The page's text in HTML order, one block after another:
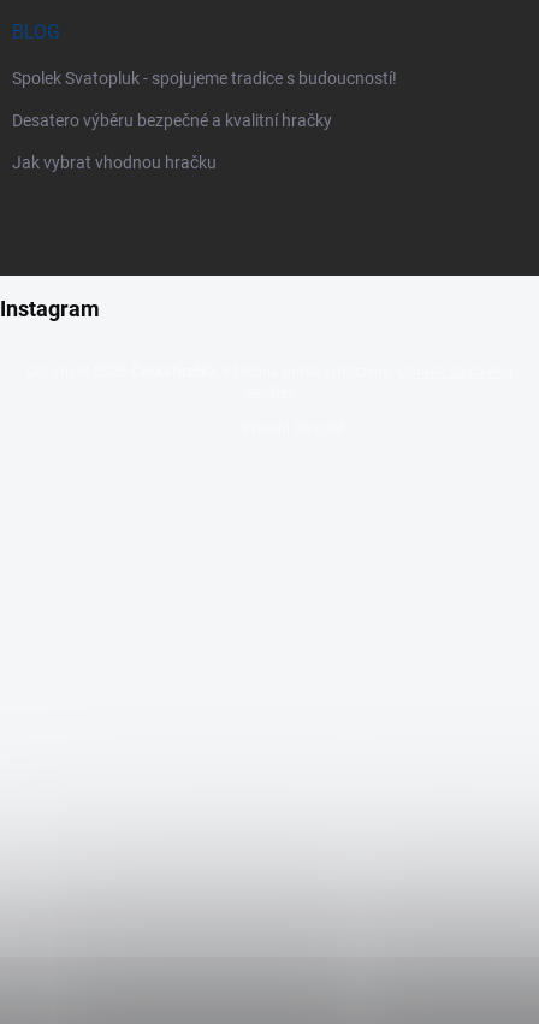
BLOG
Spolek Svatopluk - spojujeme tradice s budoucností!
Desatero výběru bezpečné a kvalitní hračky
Jak vybrat vhodnou hračku
Instagram